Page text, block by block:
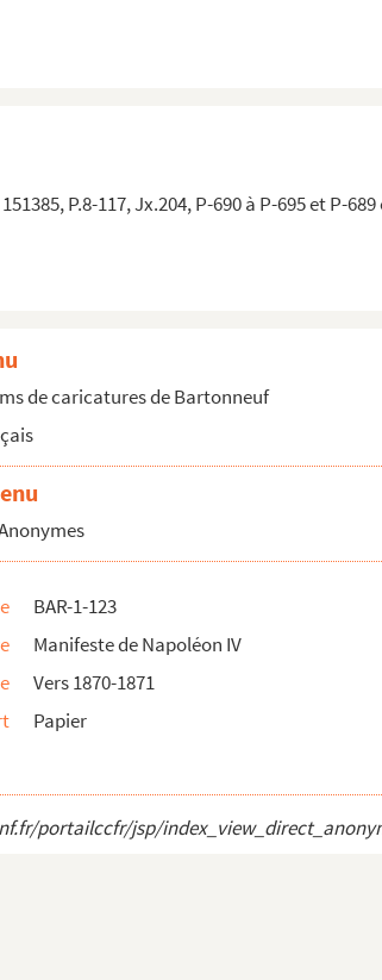
P.8-117, Jx.204, P-690 à P-695 et P-
de caricatures de Bartonneuf
BAR-1-123
Manifeste de Napoléon IV
Vers 1870-1871
Papier
portailccfr/jsp/